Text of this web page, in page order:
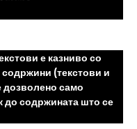
е казниво со
(текстови и
дозволено само
до содржината што се